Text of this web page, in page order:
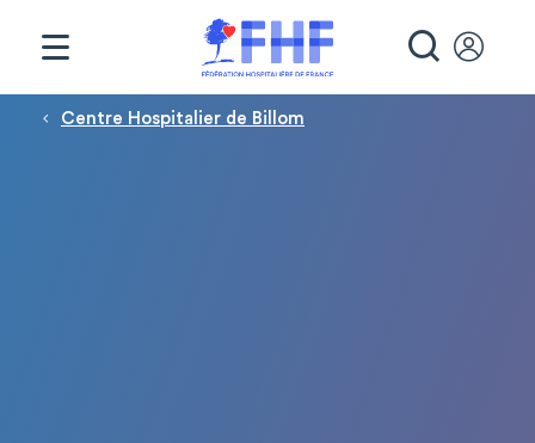
Fil d'Ariane
Centre Hospitalier de Billom
Panneau de gestion des cookies